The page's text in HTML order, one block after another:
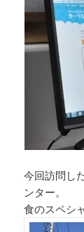
今回訪問し
ンター。
食のスペシ